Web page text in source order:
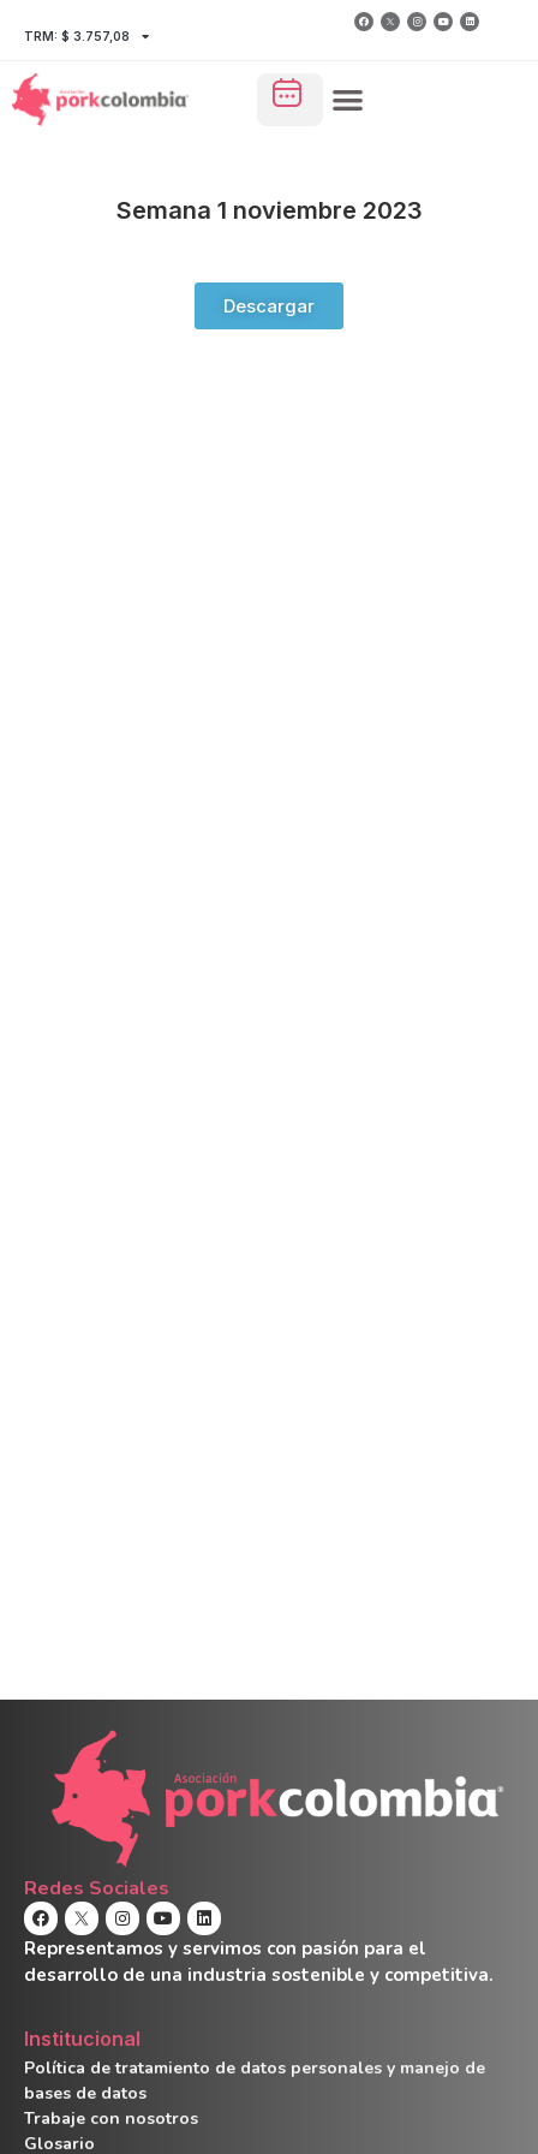
TRM: $ 3.757,08
Semana 1 noviembre 2023
Descargar
Redes Sociales
Representamos y servimos con pasión para el
desarrollo de una industria sostenible y competitiva.
Institucional
Política de tratamiento de datos personales y manejo de
bases de datos
Trabaje con nosotros
Glosario